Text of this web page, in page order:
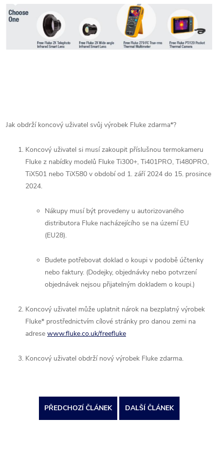
Jak obdrží koncový uživatel svůj výrobek Fluke zdarma*?
Koncový uživatel si musí zakoupit příslušnou termokameru
Fluke z nabídky modelů Fluke Ti300+, Ti401PRO, Ti480PRO,
TiX501 nebo TiX580 v období od 1. září 2024 do 15. prosince
2024.
Nákupy musí být provedeny u autorizovaného
distributora Fluke nacházejícího se na území EU
(EU28).
Budete potřebovat doklad o koupi v podobě účtenky
nebo faktury. (Dodejky, objednávky nebo potvrzení
objednávek nejsou přijatelným dokladem o koupi.)
Koncový uživatel může uplatnit nárok na bezplatný výrobek
Fluke* prostřednictvím cílové stránky pro danou zemi na
adrese www.fluke.co.uk/freefluke
Koncový uživatel obdrží nový výrobek Fluke zdarma.
PŘEDCHOZÍ ČLÁNEK DALŠÍ ČLÁNEK